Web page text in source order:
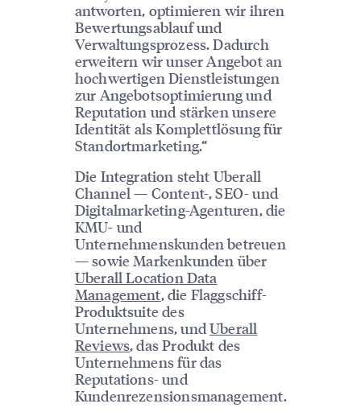
antworten, optimieren wir ihren
Bewertungsablauf und
Verwaltungsprozess. Dadurch
erweitern wir unser Angebot an
hochwertigen Dienstleistungen
zur Angebotsoptimierung und
Reputation und stärken unsere
Identität als Komplettlösung für
Standortmarketing.“
Die Integration steht Uberall
Channel — Content-, SEO- und
Digitalmarketing-Agenturen, die
KMU- und
Unternehmenskunden betreuen
— sowie Markenkunden über
Uberall Location Data
Management, die Flaggschiff-
Produktsuite des
Unternehmens, undUberall
Reviews, das Produkt des
Unternehmens für das
Reputations- und
Kundenrezensionsmanagement.